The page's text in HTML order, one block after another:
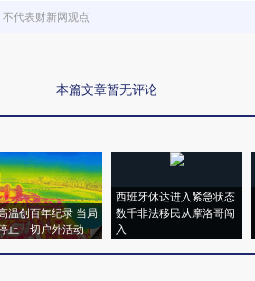
代表财新网观点
本篇文章暂无评论
温创百年纪录 当局
止一切户外活动
西班牙休达进入紧急状态
数千非法移民从摩洛哥闯
入